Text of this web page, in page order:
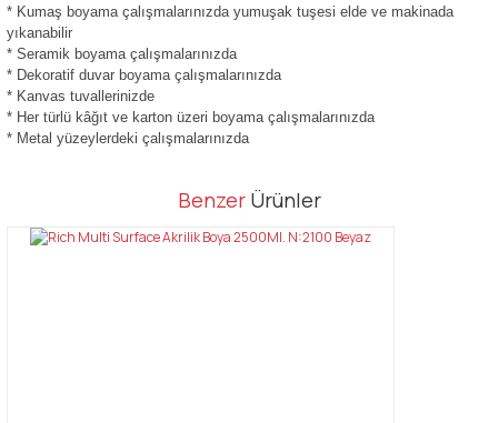
* Kumaş boyama çalışmalarınızda yumuşak tuşesi elde ve makinada
yıkanabilir
* Seramik boyama çalışmalarınızda
* Dekoratif duvar boyama çalışmalarınızda
* Kanvas tuvallerinizde
* Her türlü kâğıt ve karton üzeri boyama çalışmalarınızda
* Metal yüzeylerdeki çalışmalarınızda
Bu ürüne ilk yorumu siz yapın!
Bu ürünün fiyat bilgisi, resim, ürün açıklamalarında ve diğer
tarafımıza iletebilirsiniz.
Benzer Ürünler